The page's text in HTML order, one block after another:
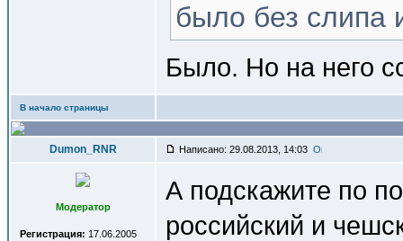
было без слипа
Было. Но на него
В начало страницы
Dumon_RNR Написано: 29.08.2013, 14:03
Модератор
Регистрация: 17.06.2005
А подскажите по
российский и